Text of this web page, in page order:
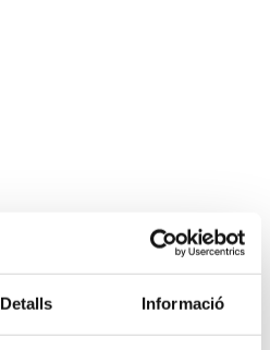
Detalls Informació